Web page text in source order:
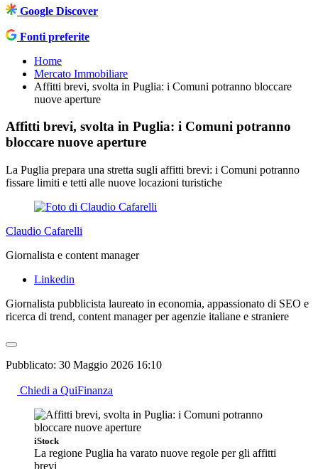
Google Discover
Fonti preferite
Home
Mercato Immobiliare
Affitti brevi, svolta in Puglia: i Comuni potranno bloccare
nuove aperture
Affitti brevi, svolta in Puglia: i Comuni potranno
bloccare nuove aperture
La Puglia prepara una stretta sugli affitti brevi: i Comuni potranno
fissare limiti e tetti alle nuove locazioni turistiche
Claudio Cafarelli
Giornalista e content manager
Linkedin
Giornalista pubblicista laureato in economia, appassionato di SEO e
ricerca di trend, content manager per agenzie italiane e straniere
Pubblicato: 30 Maggio 2026 16:10
Chiedi a QuiFinanza
iStock
La regione Puglia ha varato nuove regole per gli affitti
brevi